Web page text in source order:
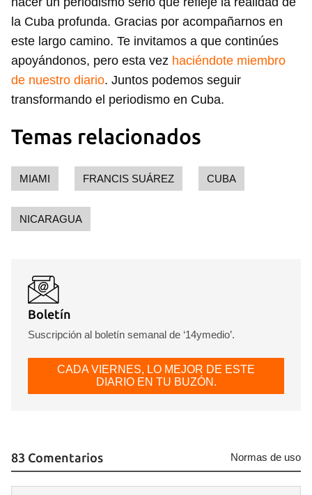
la Cuba profunda. Gracias por acompañarnos en
este largo camino. Te invitamos a que continúes
apoyándonos, pero esta vez haciéndote miembro
de nuestro diario. Juntos podemos seguir
transformando el periodismo en Cuba.
Temas relacionados
MIAMI FRANCIS SUÁREZ CUBA
NICARAGUA
Boletín
Suscripción al boletín semanal de ‘14ymedio’.
CADA VIERNES, LO MEJOR DE ESTE
DIARIO EN TU BUZÓN.
83 Comentarios Normas de uso